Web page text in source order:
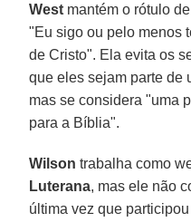
West mantém o rótulo
"Eu sigo ou pelo menos
de Cristo". Ela evita os
que eles sejam parte de
mas se considera "uma
para a Bíblia".
Wilson trabalha como
Luterana, mas ele não
última vez que